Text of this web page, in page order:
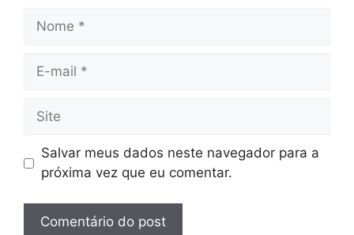
Salvar meus dados neste navegador para a
próxima vez que eu comentar.